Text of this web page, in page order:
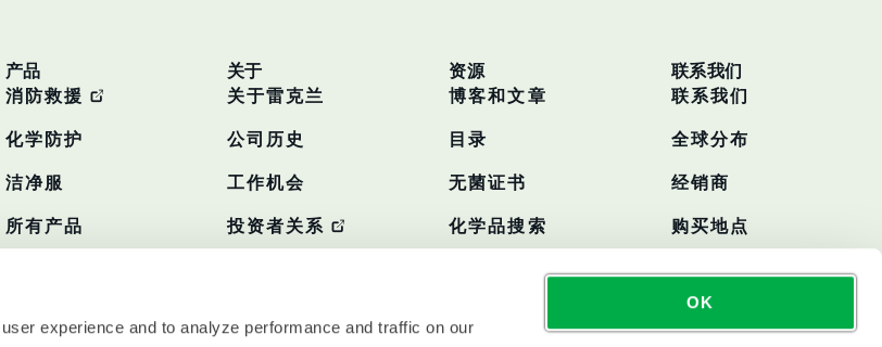
experience and to analyze performance and traffic on our
OK
产品
消防救援
化学防护
洁净服
所有产品
关于
关于雷克兰
公司历史
工作机会
投资者关系
资源
博客和文章
目录
无菌证书
化学品搜索
联系我们
联系我们
全球分布
经销商
购买地点